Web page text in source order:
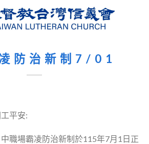
防治新制7/01
平安:
中職場霸凌防治新制於115年7月1日正